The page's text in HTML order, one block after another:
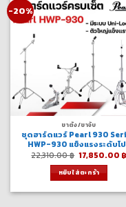
-20%
ขาตั้ง/ขาจับ
ชุดฮาร์ดแวร์ Pearl 930
HWP-930 แข็งแรงระดับโ
22,310.00฿ Original
price
was:
22,310.00 ฿.
17,850.00 ฿
หยิบใส่ตะกร้า